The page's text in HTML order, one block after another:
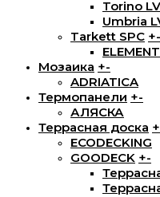
Torino
Umbria
Tarkett SPC +-
Мозаика +-
ADRIATICA
Термопанели +-
АЛЯСКА
Террасная доска +
ECODECKING
GOODECK +-